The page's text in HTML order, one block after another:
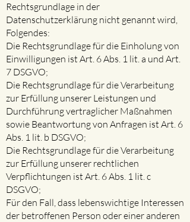
Rechtsgrundlage in der
Datenschutzerklärung nicht genannt wird,
Folgendes:
Die Rechtsgrundlage für die Einholung von
Einwilligungen ist Art. 6 Abs. 1 lit. a und Art.
7 DSGVO;
Die Rechtsgrundlage für die Verarbeitung
zur Erfüllung unserer Leistungen und
Durchführung vertraglicher Maßnahmen
sowie Beantwortung von Anfragen ist Art. 6
Abs. 1 lit. b DSGVO;
Die Rechtsgrundlage für die Verarbeitung
zur Erfüllung unserer rechtlichen
Verpflichtungen ist Art. 6 Abs. 1 lit. c
DSGVO;
Für den Fall, dass lebenswichtige Interessen
der betroffenen Person oder einer anderen